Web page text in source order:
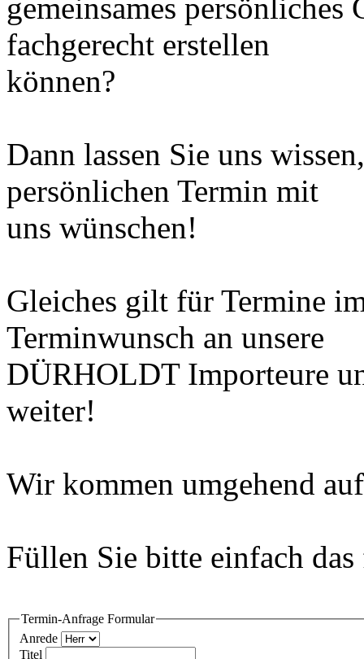
gemeinsames persönliches
fachgerecht erstellen
können?
Dann lassen Sie uns
persönlichen Termin mit
uns wünschen!
Gleiches gilt für Termine
Terminwunsch an unsere
DÜRHOLDT Importeure
weiter!
Wir kommen umgehend
Füllen Sie bitte einfach
Termin-Anfrage Formular
Anrede
Titel